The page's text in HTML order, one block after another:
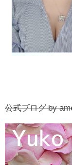
公式ブログ by